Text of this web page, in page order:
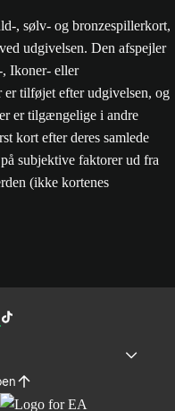
, sølv- og bronzespillerkort,
udgivelsen. Den afspejler
Ikoner- eller
tilføjet efter udgivelsen, og
er tilgængelige i andre
kort efter deres samlede
subjektive faktorer ud fra
(ikke kortenes